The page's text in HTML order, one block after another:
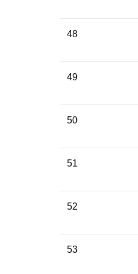
48
49
50
51
52
53